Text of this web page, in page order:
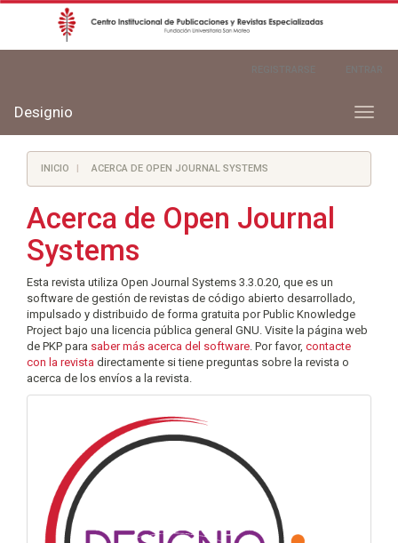
principal
Barra
lateral
Toggle
Designio
INICIO ACERCA DE OPEN JOURNAL SYSTEMS
Acerca de Open Journal
Systems
Esta revista utiliza Open Journal Systems 3.3.0.20, que es un
software de gestión de revistas de código abierto desarrollado,
impulsado y distribuido de forma gratuita por Public Knowledge
Project bajo una licencia pública general GNU. Visite la página web
de PKP para saber más acerca del software. Por favor, contacte
con la revista directamente si tiene preguntas sobre la revista o
acerca de los envíos a la revista.